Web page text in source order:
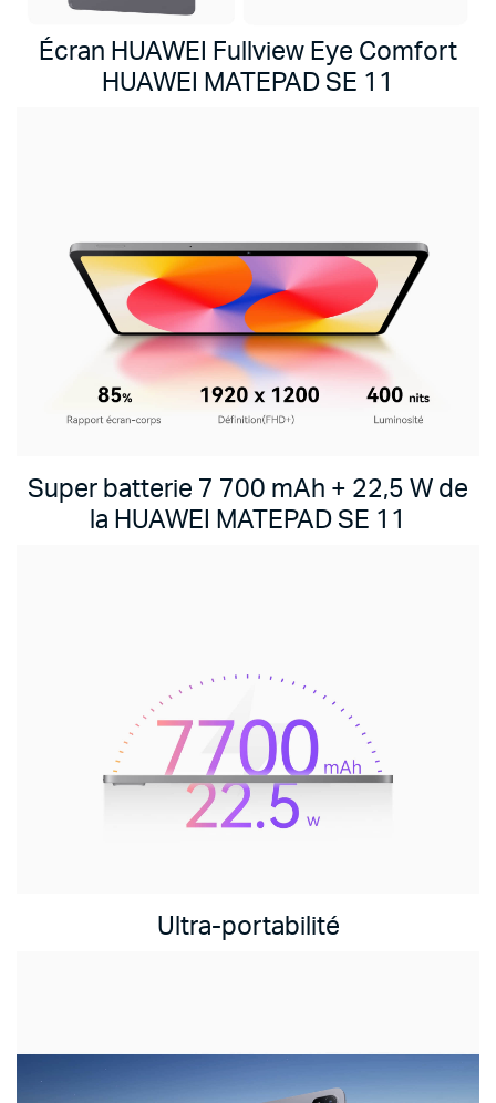
Écran HUAWEI Fullview Eye Comfort
HUAWEI MATEPAD SE 11
Super batterie 7 700 mAh + 22,5 W de
la HUAWEI MATEPAD SE 11
Ultra-portabilité